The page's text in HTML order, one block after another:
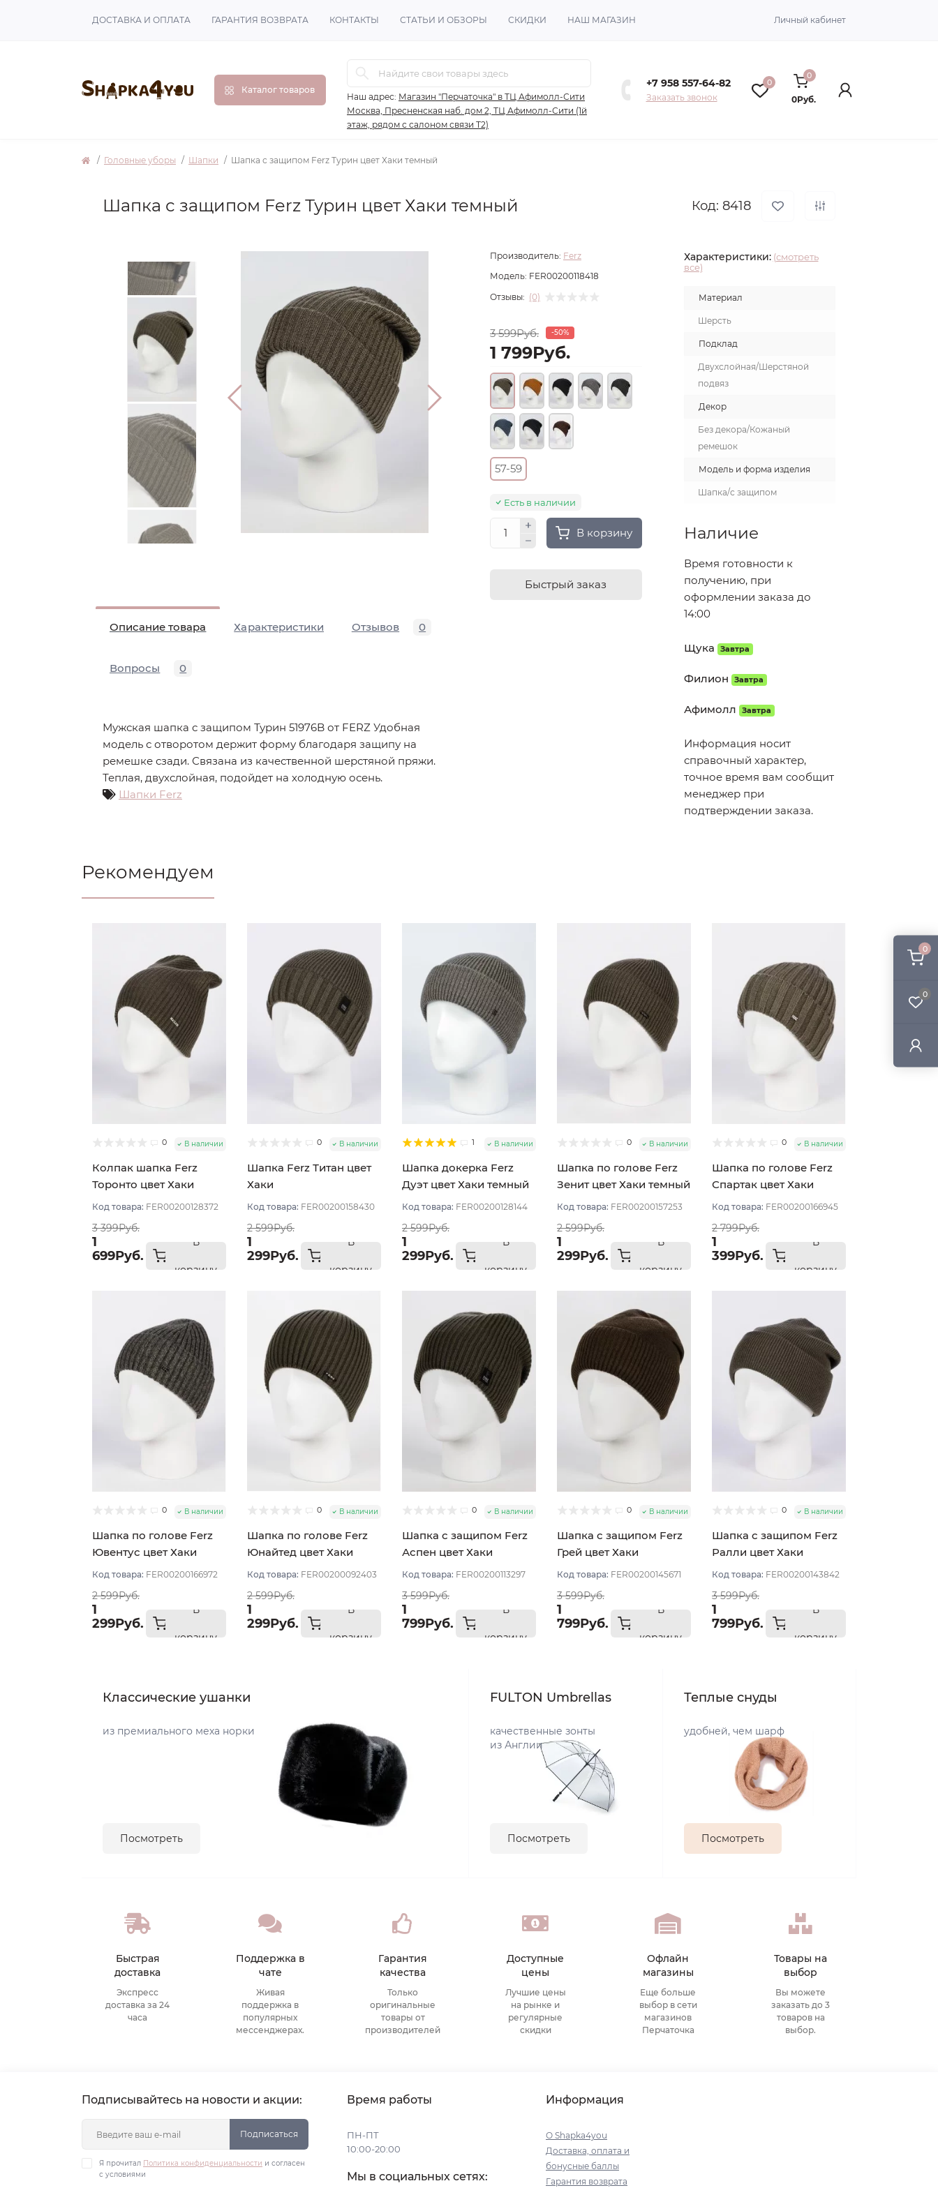
0
0
ДОСТАВКА И ОПЛАТА ГАРАНТИЯ ВОЗВРАТА КОНТАКТЫ СТАТЬИ И ОБЗОРЫ СКИДКИ НАШ МАГАЗИН Личный кабинет
Каталог товаров
Наш адрес: Магазин "Перчаточка" в ТЦ Афимолл-Сити
Москва, Пресненская наб. дом 2, ТЦ Афимолл-Сити (1й
этаж, рядом с салоном связи Т2)
+7 958 557-64-82
Заказать звонок
0
0
0Руб.
Головные уборы Шапки Шапка с защипом Ferz Турин цвет Хаки темный
Шапка с защипом Ferz Турин цвет Хаки темный Код: 8418
Описание товара Характеристики Отзывов 0
Вопросы 0
Мужская шапка с защипом Турин 51976B от FERZ Удобная
модель с отворотом держит форму благодаря защипу на
ремешке сзади. Связана из качественной шерстяной пряжи.
Теплая, двухслойная, подойдет на холодную осень.
Шапки Ferz
Производитель: Ferz
Модель: FER00200118418
Отзывы: (0)
3 599Руб. -50%
1 799Руб.
57-59
Есть в наличии
В корзину
Быстрый заказ
Характеристики: (смотреть
все)
Материал
Шерсть
Подклад
Двухслойная/Шерстяной
подвяз
Декор
Без декора/Кожаный
ремешок
Модель и форма изделия
Шапка/с защипом
Наличие
Время готовности к
получению, при
оформлении заказа до
14:00
Щука Завтра
Филион Завтра
Афимолл Завтра
Информация носит
справочный характер,
точное время вам сообщит
менеджер при
подтверждении заказа.
Рекомендуем
0 В наличии
Колпак шапка Ferz
Торонто цвет Хаки
темный
Код товара: FER00200128372
3 399Руб.
1
699Руб.
В
корзину
0 В наличии
Шапка Ferz Титан цвет
Хаки
Код товара: FER00200158430
2 599Руб.
1
299Руб.
В
корзину
1 В наличии
Шапка докерка Ferz
Дуэт цвет Хаки темный
Код товара: FER00200128144
2 599Руб.
1
299Руб.
В
корзину
0 В наличии
Шапка по голове Ferz
Зенит цвет Хаки темный
Код товара: FER00200157253
2 599Руб.
1
299Руб.
В
корзину
0 В наличии
Шапка по голове Ferz
Спартак цвет Хаки
темный
Код товара: FER00200166945
2 799Руб.
1
399Руб.
В
корзину
0 В наличии
Шапка по голове Ferz
Ювентус цвет Хаки
темный
Код товара: FER00200166972
2 599Руб.
1
299Руб.
В
корзину
0 В наличии
Шапка по голове Ferz
Юнайтед цвет Хаки
темный
Код товара: FER00200092403
2 599Руб.
1
299Руб.
В
корзину
0 В наличии
Шапка с защипом Ferz
Аспен цвет Хаки
темный
Код товара: FER00200113297
3 599Руб.
1
799Руб.
В
корзину
0 В наличии
Шапка с защипом Ferz
Грей цвет Хаки
Код товара: FER00200145671
3 599Руб.
1
799Руб.
В
корзину
0 В наличии
Шапка с защипом Ferz
Ралли цвет Хаки
Код товара: FER00200143842
3 599Руб.
1
799Руб.
В
корзину
Классические ушанки
из премиального меха норки
Посмотреть
FULTON Umbrellas
качественные зонты
из Англии
Посмотреть
Теплые снуды
удобней, чем шарф
Посмотреть
Быстрая
доставка
Экспресс
доставка за 24
часа
Поддержка в
чате
Живая
поддержка в
популярных
мессенджерах.
Гарантия
качества
Только
оригинальные
товары от
производителей
Доступные
цены
Лучшие цены
на рынке и
регулярные
скидки
Офлайн
магазины
Еще больше
выбор в сети
магазинов
Перчаточка
Товары на
выбор
Вы можете
заказать до 3
товаров на
выбор.
Подписывайтесь на новости и акции:
Подписаться
Я прочитал Политика конфиденциальности и согласен
с условиями
Время работы
ПН-ПТ
10:00-20:00
Мы в социальных сетях:
Информация
О Shapka4you
Доставка, оплата и
бонусные баллы
Гарантия возврата